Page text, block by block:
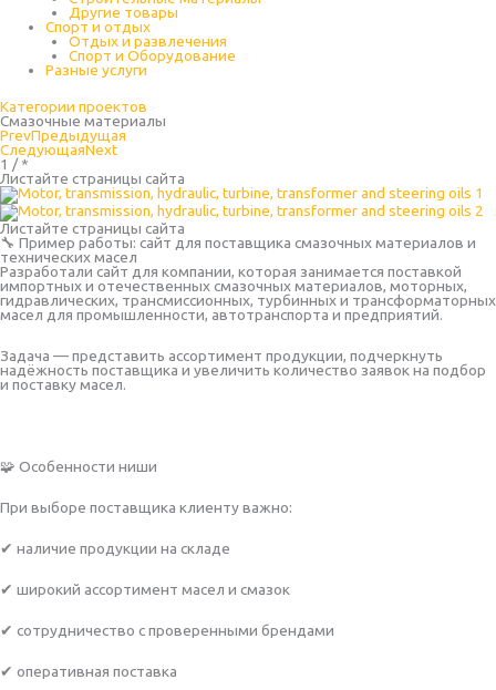
Другие товары
Спорт и отдых
Отдых и развлечения
Спорт и Оборудование
Разные услуги
Категории проектов
Смазочные материалы
PrevПредыдущая
СледующаяNext
1 / *
Листайте страницы сайта
Листайте страницы сайта
🔧 Пример работы: сайт для поставщика смазочных материалов и
технических масел
Разработали сайт для компании, которая занимается поставкой
импортных и отечественных смазочных материалов, моторных,
гидравлических, трансмиссионных, турбинных и трансформаторных
масел для промышленности, автотранспорта и предприятий.
Задача — представить ассортимент продукции, подчеркнуть
надёжность поставщика и увеличить количество заявок на подбор
и поставку масел.
🧩 Особенности ниши
При выборе поставщика клиенту важно:
✔ наличие продукции на складе
✔ широкий ассортимент масел и смазок
✔ сотрудничество с проверенными брендами
✔ оперативная поставка